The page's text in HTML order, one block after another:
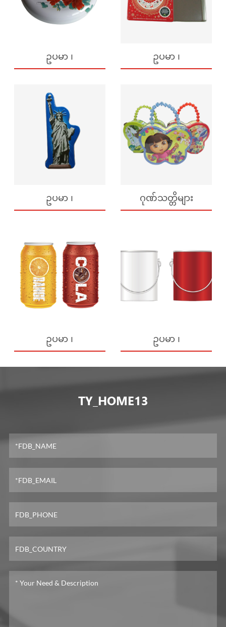
ဥပမာ ၊ ဥပမာ ၊
ဥပမာ ၊ ဂုဏ်သတ္တိများ
ဥပမာ ၊ ဥပမာ ၊
TY_HOME13